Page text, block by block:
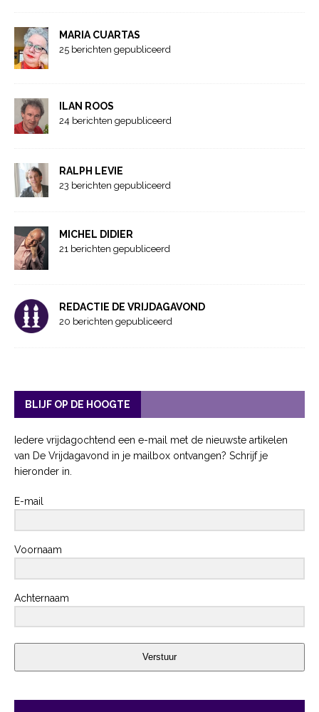
MARIA CUARTAS
25 berichten gepubliceerd
ILAN ROOS
24 berichten gepubliceerd
RALPH LEVIE
23 berichten gepubliceerd
MICHEL DIDIER
21 berichten gepubliceerd
REDACTIE DE VRIJDAGAVOND
20 berichten gepubliceerd
BLIJF OP DE HOOGTE
Iedere vrijdagochtend een e-mail met de nieuwste artikelen
van De Vrijdagavond in je mailbox ontvangen? Schrijf je
hieronder in.
E-mail
Voornaam
Achternaam
Verstuur